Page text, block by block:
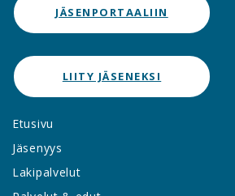
JÄSENPORTAALIIN
LIITY JÄSENEKSI
Etusivu
Jäsenyys
Lakipalvelut